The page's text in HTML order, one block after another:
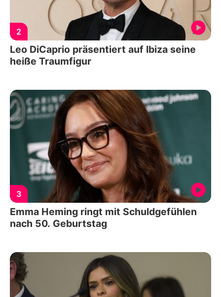
2
Leo DiCaprio präsentiert auf Ibiza seine
heiße Traumfigur
3
Emma Heming ringt mit Schuldgefühlen
nach 50. Geburtstag